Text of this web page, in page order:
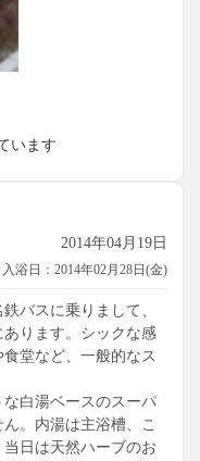
います
2014年04月19日
入浴日：2014年02月28日(金)
バスに乗りまして、
ります。シックな感
堂など、一般的なス
白湯ベースのスーパ
。内湯は主浴槽、こ
日は天然ハーブのお